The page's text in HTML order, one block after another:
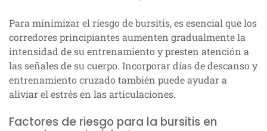
Para minimizar el riesgo de bursitis, es esencial que los
corredores principiantes aumenten gradualmente la
intensidad de su entrenamiento y presten atención a
las señales de su cuerpo. Incorporar días de descanso y
entrenamiento cruzado también puede ayudar a
aliviar el estrés en las articulaciones.
Factores de riesgo para la bursitis en